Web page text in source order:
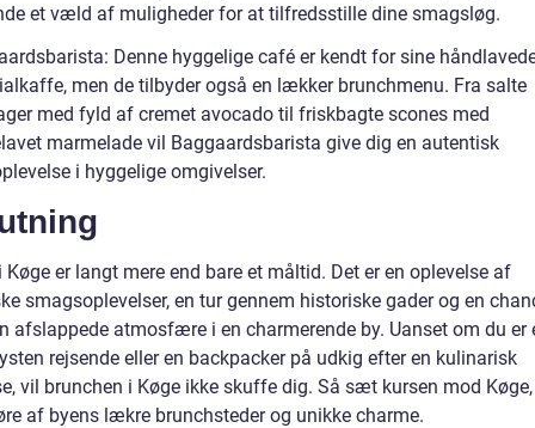
et væld af muligheder for at tilfredsstille dine smagsløg.
Denne hyggelige café er kendt for sine
men de tilbyder også en lækker brunchmenu. Fra salte
med fyld af cremet avocado til friskbagte scones med
marmelade vil Baggaardsbarista give dig en autentisk
i hyggelige omgivelser.
Køge er langt mere end bare et måltid. Det er en oplevelse af
smagsoplevelser, en tur gennem historiske gader og en
afslappede atmosfære i en charmerende by. Uanset om du er
rejsende eller en backpacker på udkig efter en kulinarisk
vil brunchen i Køge ikke skuffe dig. Så sæt kursen mod
af byens lækre brunchsteder og unikke charme.